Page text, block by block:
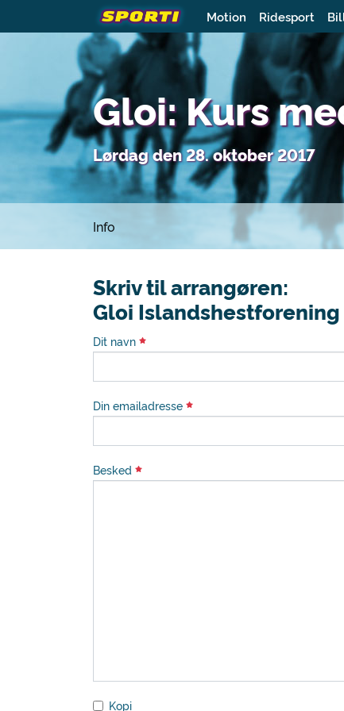
Motion Ridesport
Gloi: Kurs
Lørdag den 28. oktober 2017
Info
Skriv til arrangøren:
Gloi Islandshestforening
Dit navn
Din emailadresse
Besked
Kopi